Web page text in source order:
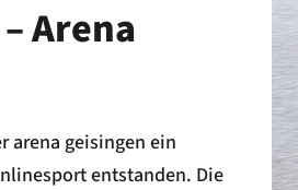
Arena
arena geisingen ein
entstanden. Die